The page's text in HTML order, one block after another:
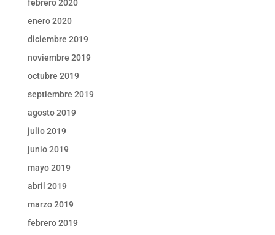
febrero 2020
enero 2020
diciembre 2019
noviembre 2019
octubre 2019
septiembre 2019
agosto 2019
julio 2019
junio 2019
mayo 2019
abril 2019
marzo 2019
febrero 2019